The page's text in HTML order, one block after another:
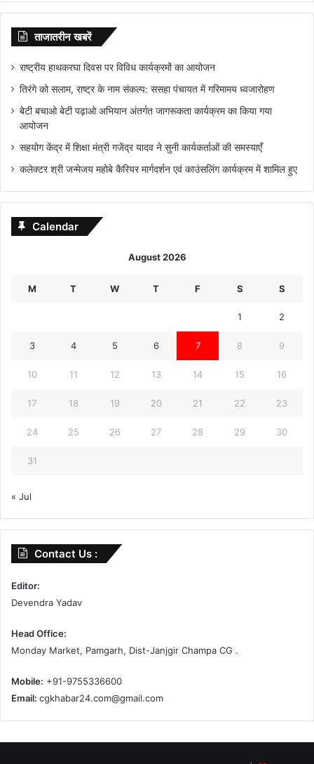
ताजातरीन खबरें
राष्ट्रीय हाथकरघा दिवस पर विविध कार्यक्रमों का आयोजन
तिरंगे को सलाम, राष्ट्र के नाम संकल्प: ससहा पंचायत में गरिमामय ध्वजारोहण
बेटी बचाओ बेटी पढ़ाओ अभियान अंतर्गत जागरूकता कार्यक्रम का किया गया
आयोजन
सहयोग केंद्र में शिक्षा मंत्री गजेंद्र यादव ने सुनी कार्यकर्ताओं की समस्याएँ
कलेक्टर श्री जन्मेजय महोबे कैरियर मार्गदर्शन एवं काउंसलिंग कार्यक्रम में शामिल हुए
Calendar
August 2026
M T W T F S S
1 2
3 4 5 6 7 8 9
10 11 12 13 14 15 16
17 18 19 20 21 22 23
24 25 26 27 28 29 30
31
« Jul
Contact Us :
Editor:
Devendra Yadav
Head Office:
Monday Market, Pamgarh, Dist-Janjgir Champa CG .
Mobile: +91-9755336600
Email: cgkhabar24.com@gmail.com